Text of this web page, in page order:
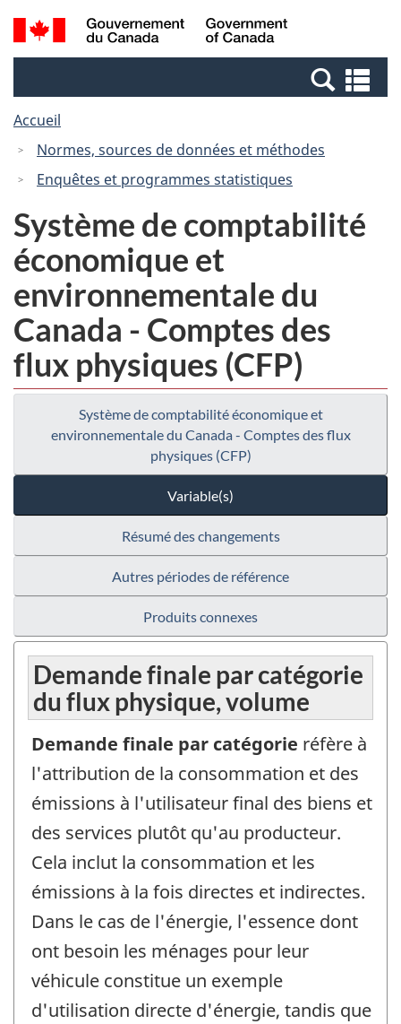
Passer
au
Passer
à
Canada
Recherche
et
et
Accueil
Normes, sources de données et méthodes
Enquêtes et programmes statistiques
Système de comptabilité
économique et
environnementale du
Canada - Comptes des
flux physiques (CFP)
Système de comptabilité économique et
environnementale du Canada - Comptes des flux
physiques (CFP)
Variable(s)
Résumé des changements
Autres périodes de référence
Produits connexes
Demande finale par catégorie
du flux physique, volume
Demande finale par catégorie réfère à
l'attribution de la consommation et des
émissions à l'utilisateur final des biens et
des services plutôt qu'au producteur.
Cela inclut la consommation et les
émissions à la fois directes et indirectes.
Dans le cas de l'énergie, l'essence dont
ont besoin les ménages pour leur
véhicule constitue un exemple
d'utilisation directe d'énergie, tandis que